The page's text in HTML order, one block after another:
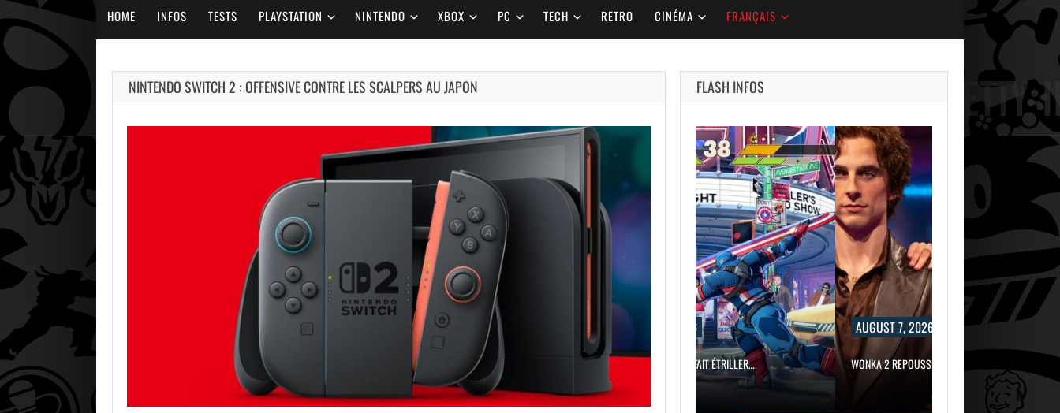
HOME INFOS TESTS PLAYSTATION NINTENDO XBOX PC TECH RETRO CINÉMA FRANÇAIS
NINTENDO SWITCH 2 : OFFENSIVE CONTRE LES SCALPERS AU JAPON FLASH INFOS
2026
L’ÉDITEUR DE GTA 6
DÉFEND…
MARVEL TOKON SE FAIT ÉTRILLER…
AUGUST 7, 2026
WONKA 2 REPOUSSÉ INDÉFINIMENT :…
AUGUST 7,
2026